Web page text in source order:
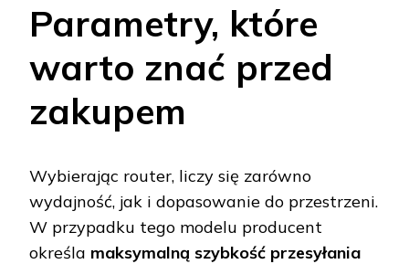
Parametry, które
warto znać przed
zakupem
Wybierając router, liczy się zarówno
wydajność, jak i dopasowanie do przestrzeni.
W przypadku tego modelu producent
określa maksymalną szybkość przesyłania